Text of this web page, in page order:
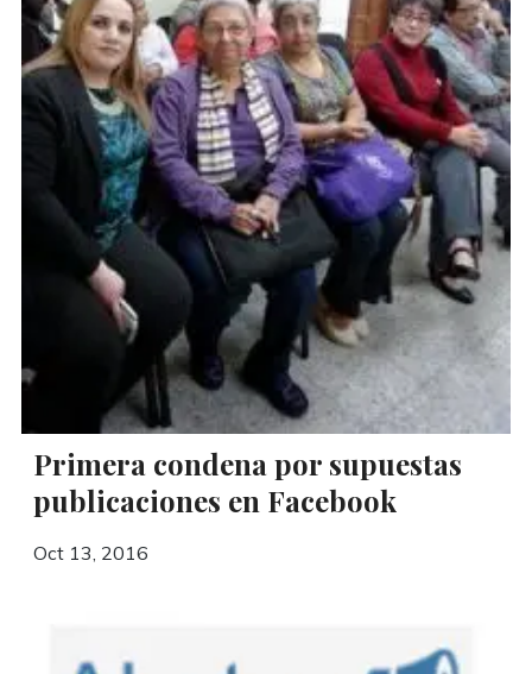
Primera condena por supuestas
publicaciones en Facebook
Oct 13, 2016